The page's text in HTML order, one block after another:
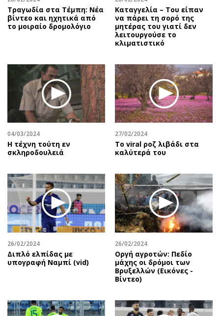
Τραγωδία στα Τέμπη: Νέα
βίντεο και ηχητικά από
το μοιραίο δρομολόγιο
Καταγγελία – Του είπαν
να πάρει τη σορό της
μητέρας του γιατί δεν
λειτουργούσε το
κλιματιστικό
04/03/2024
Η τέχνη τούτη εν
σκληροδουλειά
27/02/2024
Το viral ροζ λιβάδι στα
καλύτερά του
26/02/2024
Διπλό ελπίδας με
υπογραφή Ναμπί (vid)
26/02/2024
Οργή αγροτών: Πεδίο
μάχης οι δρόμοι των
Βρυξελλών (Εικόνες -
Βίντεο)